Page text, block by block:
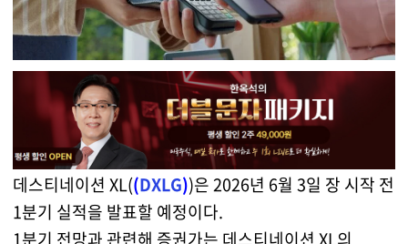
데스티네이션 XL((DXLG))은 2026년 6월 3일 장 시작 전
1분기 실적을 발표할 예정이다.